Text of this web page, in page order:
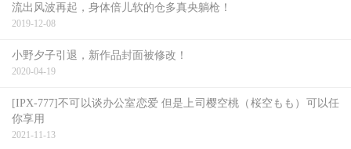
流出风波再起，身体倍儿软的仓多真央躺枪！
2019-12-08
小野夕子引退，新作品封面被修改！
2020-04-19
[IPX-777]不可以谈办公室恋爱 但是上司樱空桃（桜空もも）可以任
你享用
2021-11-13